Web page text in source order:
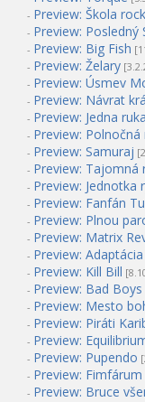
- Preview: Škola
- Preview: Posledný
- Preview: Big Fish
- Preview: Želary
- Preview: Úsmev
- Preview: Návrat
- Preview: Jedna
- Preview: Polnočná
- Preview: Samuraj
- Preview: Tajomná
- Preview: Jednotka
- Preview: Fanfán
- Preview: Plnou
- Preview: Matrix
- Preview: Adaptácia
- Preview: Kill Bill
- Preview: Bad Boys
- Preview: Mesto
- Preview: Piráti
- Preview:
- Preview: Pupendo
- Preview: Fimfárum
- Preview: Bruce